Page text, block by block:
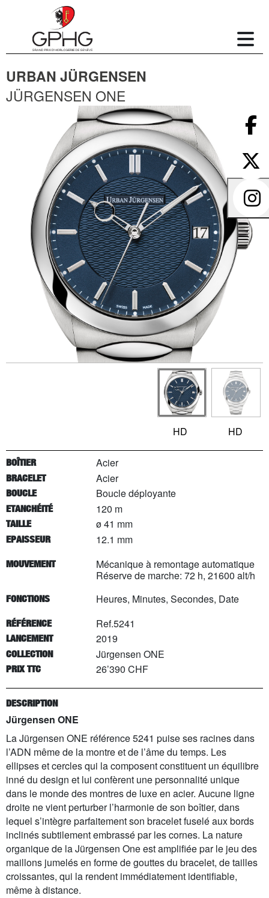
URBAN JÜRGENSEN
JÜRGENSEN ONE
HD HD
BOÎTIER Acier
BRACELET Acier
BOUCLE Boucle déployante
ETANCHÉITÉ 120 m
TAILLE ø 41 mm
EPAISSEUR 12.1 mm
MOUVEMENT
Mécanique à remontage automatique
Réserve de marche: 72 h, 21600 alt/h
FONCTIONS Heures, Minutes, Secondes, Date
RÉFÉRENCE Ref.5241
LANCEMENT 2019
COLLECTION Jürgensen ONE
PRIX TTC 26’390 CHF
DESCRIPTION
Jürgensen ONE
La Jürgensen ONE référence 5241 puise ses racines dans
l’ADN même de la montre et de l’âme du temps. Les
ellipses et cercles qui la composent constituent un équilibre
inné du design et lui confèrent une personnalité unique
dans le monde des montres de luxe en acier. Aucune ligne
droite ne vient perturber l’harmonie de son boîtier, dans
lequel s’intègre parfaitement son bracelet fuselé aux bords
inclinés subtilement embrassé par les cornes. La nature
organique de la Jürgensen One est amplifiée par le jeu des
maillons jumelés en forme de gouttes du bracelet, de tailles
croissantes, qui la rendent immédiatement identifiable,
même à distance.